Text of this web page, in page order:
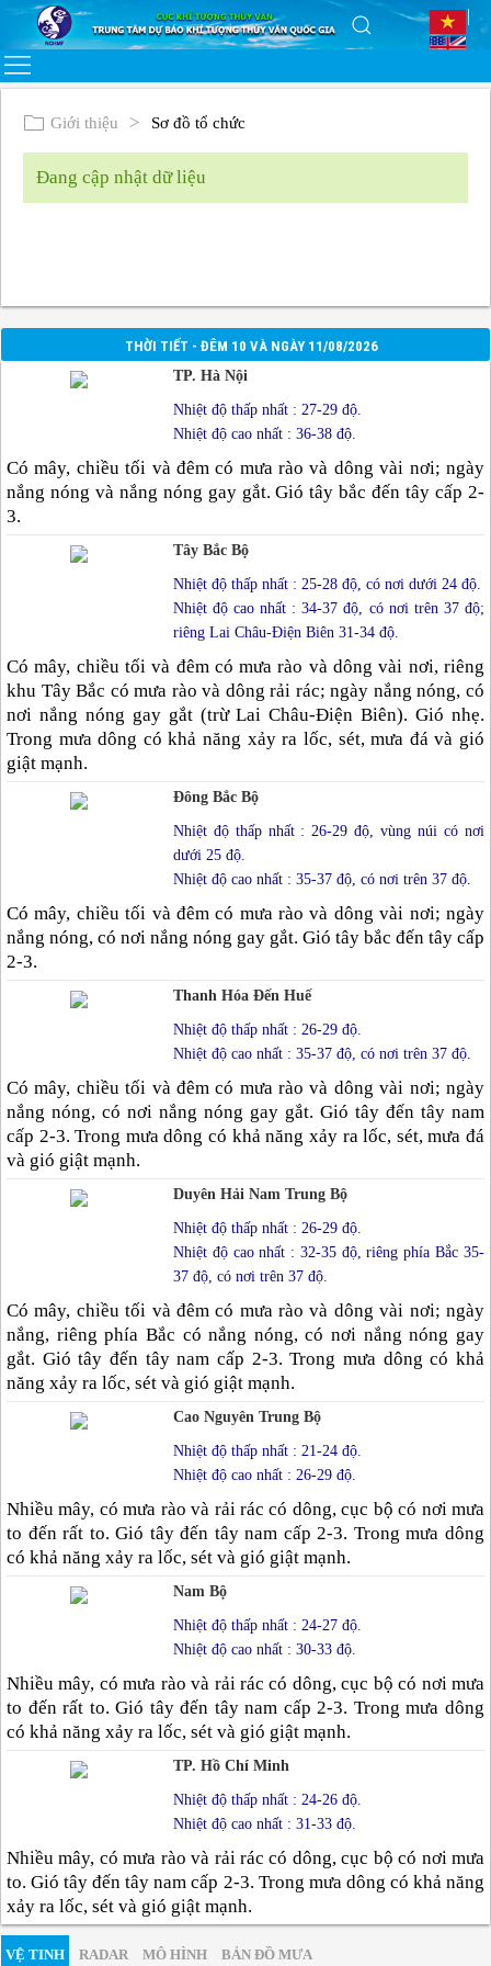
Giới thiệu Sơ đồ tổ chức
Đang cập nhật dữ liệu
THỜI TIẾT - ĐÊM 10 VÀ NGÀY 11/08/2026
TP. Hà Nội
Nhiệt độ thấp nhất : 27-29 độ.
Nhiệt độ cao nhất : 36-38 độ.
Có mây, chiều tối và đêm có mưa rào và dông vài nơi; ngày
nắng nóng và nắng nóng gay gắt. Gió tây bắc đến tây cấp 2-
3.
Tây Bắc Bộ
Nhiệt độ thấp nhất : 25-28 độ, có nơi dưới 24 độ.
Nhiệt độ cao nhất : 34-37 độ, có nơi trên 37 độ;
riêng Lai Châu-Điện Biên 31-34 độ.
Có mây, chiều tối và đêm có mưa rào và dông vài nơi, riêng
khu Tây Bắc có mưa rào và dông rải rác; ngày nắng nóng, có
nơi nắng nóng gay gắt (trừ Lai Châu-Điện Biên). Gió nhẹ.
Trong mưa dông có khả năng xảy ra lốc, sét, mưa đá và gió
giật mạnh.
Đông Bắc Bộ
Nhiệt độ thấp nhất : 26-29 độ, vùng núi có nơi
dưới 25 độ.
Nhiệt độ cao nhất : 35-37 độ, có nơi trên 37 độ.
Có mây, chiều tối và đêm có mưa rào và dông vài nơi; ngày
nắng nóng, có nơi nắng nóng gay gắt. Gió tây bắc đến tây cấp
2-3.
Thanh Hóa Đến Huế
Nhiệt độ thấp nhất : 26-29 độ.
Nhiệt độ cao nhất : 35-37 độ, có nơi trên 37 độ.
Có mây, chiều tối và đêm có mưa rào và dông vài nơi; ngày
nắng nóng, có nơi nắng nóng gay gắt. Gió tây đến tây nam
cấp 2-3. Trong mưa dông có khả năng xảy ra lốc, sét, mưa đá
và gió giật mạnh.
Duyên Hải Nam Trung Bộ
Nhiệt độ thấp nhất : 26-29 độ.
Nhiệt độ cao nhất : 32-35 độ, riêng phía Bắc 35-
37 độ, có nơi trên 37 độ.
Có mây, chiều tối và đêm có mưa rào và dông vài nơi; ngày
nắng, riêng phía Bắc có nắng nóng, có nơi nắng nóng gay
gắt. Gió tây đến tây nam cấp 2-3. Trong mưa dông có khả
năng xảy ra lốc, sét và gió giật mạnh.
Cao Nguyên Trung Bộ
Nhiệt độ thấp nhất : 21-24 độ.
Nhiệt độ cao nhất : 26-29 độ.
Nhiều mây, có mưa rào và rải rác có dông, cục bộ có nơi mưa
to đến rất to. Gió tây đến tây nam cấp 2-3. Trong mưa dông
có khả năng xảy ra lốc, sét và gió giật mạnh.
Nam Bộ
Nhiệt độ thấp nhất : 24-27 độ.
Nhiệt độ cao nhất : 30-33 độ.
Nhiều mây, có mưa rào và rải rác có dông, cục bộ có nơi mưa
to đến rất to. Gió tây đến tây nam cấp 2-3. Trong mưa dông
có khả năng xảy ra lốc, sét và gió giật mạnh.
TP. Hồ Chí Minh
Nhiệt độ thấp nhất : 24-26 độ.
Nhiệt độ cao nhất : 31-33 độ.
Nhiều mây, có mưa rào và rải rác có dông, cục bộ có nơi mưa
to. Gió tây đến tây nam cấp 2-3. Trong mưa dông có khả năng
xảy ra lốc, sét và gió giật mạnh.
VỆ TINH RADAR MÔ HÌNH BẢN ĐỒ MƯA